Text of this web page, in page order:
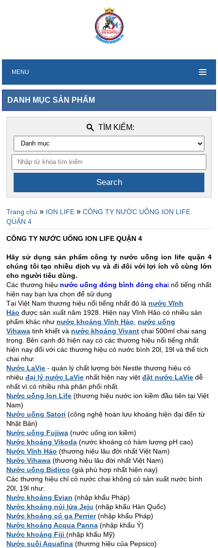
MENU
DANH MỤC SẢN PHẨM
TÌM KIẾM:
Trang chủ » ION LIFE » CÔNG TY NƯỚC UỐNG ION LIFE
QUẬN 4
CÔNG TY NƯỚC UỐNG ION LIFE QUẬN 4
Hãy sử dụng sản phẩm công ty nước uống ion life quận 4
chúng tôi tạo nhiều dịch vụ và đi đôi với lợi ích vô cùng lớn
cho người tiêu dùng.
Các thương hiệu nước uống đóng bình đóng chai nổ tiếng nhất
hiện nay bạn lựa chọn để sử dụng
Tại Việt Nam thương hiệu nổi tiếng nhất đó là nước Vĩnh
Hảo được sản xuất năm 1928. Hiện nay Vĩnh Hảo có nhiều sản
phẩm khác như nước khoáng Vĩnh Hảo
nước uống
Vihawa tinh khiết và nước khoáng Vivant chai 500ml chai sang
trọng. Bên cạnh đó hiện nay có các thương hiệu nổi tiếng nhất
hiện nay đối với các thương hiệu có nước bình 20l, 19l và thể tích
chai như:
Nước LaVie - quản lý chất lượng bởi Nestle thương hiệu có
nhiệuđại lý nước LaVie nhất hiện nay việtđặt nước LaVie dễ
nhất vì có nhiều nhà phân phối nhất.
Nước uống Ion Life (thương hiệu nước ion kiềm đầu tiên tại Việt
Nam)
Nước uống Satori (công nghệ hoàn lưu khoáng hiện đại đến từ
Nhật Bản)
Nước uống Fujiwa (nước uống ion kiềm)
Nước khoáng Vikoda (nước khoáng có hàm lượng pH cao)
Nước Vĩnh Hảo (thương hiệu lâu đời nhất Việt Nam)
Nước Vihawa (thương hiệu lâu đời nhất Việt Nam)
Nước uống Bidirco (giá phù hợp nhất hiện nay)
Các thương hiệu chỉ có nước chai không có sản xuất nước bình
20l, 19l như:
Nước khoáng Evian (nhập khẩu Pháp)
Nước khoáng núi lửa Jeju (nhập khẩu Hàn Quốc)
Nước khoáng có ga Perrier(nhập khẩu Pháp)
Nước khoáng Acqua Panna (nhập khẩu Ý)
Nước khoáng Fiji(nhập khẩu Mỹ)
Nước suối Aquafina (thương hiệu của Pepsico)